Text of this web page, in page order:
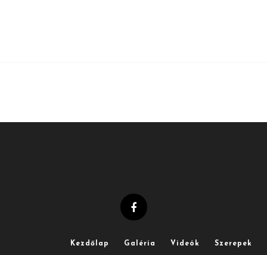
Kezdőlap Galéria Videók Szerepek